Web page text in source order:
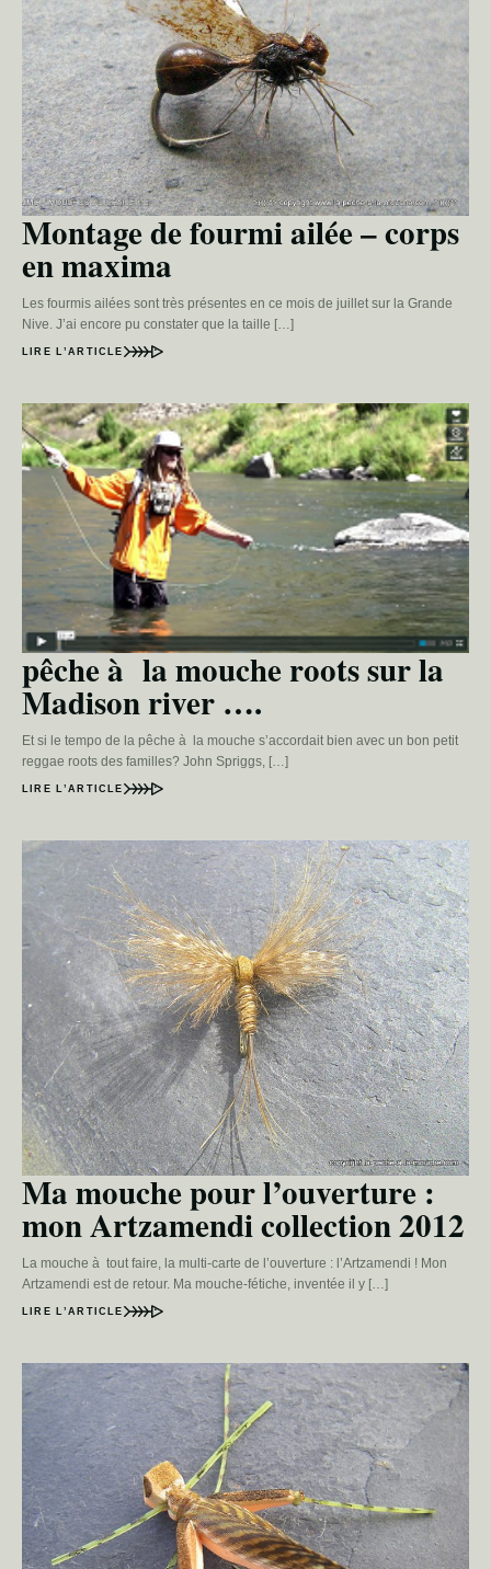
Montage de fourmi ailée – corps
en maxima
Les fourmis ailées sont très présentes en ce mois de juillet sur la Grande
Nive. J’ai encore pu constater que la taille […]
LIRE L’ARTICLE
pêche à la mouche roots sur la
Madison river ….
Et si le tempo de la pêche à la mouche s’accordait bien avec un bon petit
reggae roots des familles? John Spriggs, […]
LIRE L’ARTICLE
Ma mouche pour l’ouverture :
mon Artzamendi collection 2012
La mouche à tout faire, la multi-carte de l’ouverture : l’Artzamendi ! Mon
Artzamendi est de retour. Ma mouche-fétiche, inventée il y […]
LIRE L’ARTICLE